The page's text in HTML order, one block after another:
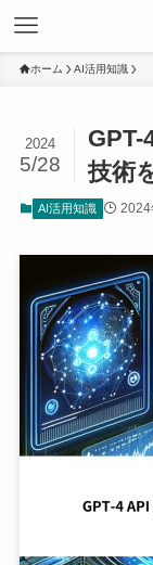
ホーム AI活用知識
GPT-
技術
2024
5/28
AI活用知識 2024